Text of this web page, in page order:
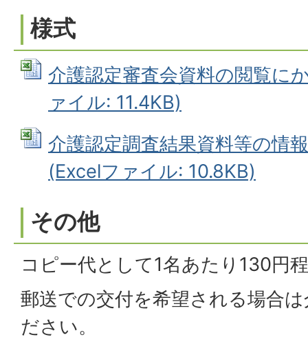
様式
介護認定審査会資料の閲覧に
ァイル: 11.4KB)
介護認定調査結果資料等の情
(Excelファイル: 10.8KB)
その他
コピー代として1名あたり130円
郵送での交付を希望される場合
ださい。